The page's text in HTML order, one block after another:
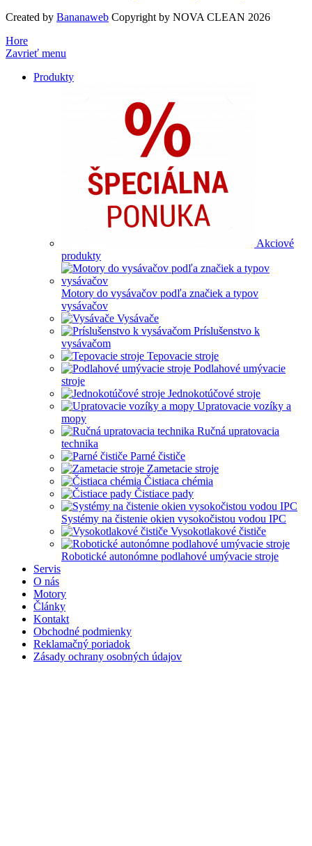
Created by Bananaweb Copyright by NOVA CLEAN 2026
Hore
Zavrieť menu
Produkty
Akciové
produkty
Motory do vysávačov podľa značiek a typov
vysávačov
Vysávače
Príslušenstvo k
vysávačom
Tepovacie stroje
Podlahové umývacie
stroje
Jednokotúčové stroje
Upratovacie vozíky a
mopy
Ručná upratovacia
technika
Parné čističe
Zametacie stroje
Čistiaca chémia
Čistiace pady
Systémy na čistenie okien vysokočistou vodou IPC
Vysokotlakové čističe
Robotické autonómne podlahové umývacie stroje
Servis
O nás
Motory
Články
Kontakt
Obchodné podmienky
Reklamačný poriadok
Zásady ochrany osobných údajov